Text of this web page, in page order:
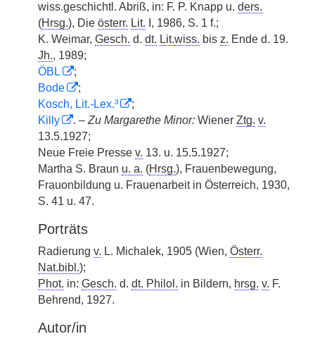
wiss.geschichtl. Abriß, in: F. P. Knapp u. ders.
(Hrsg.), Die österr. Lit. I, 1986, S. 1 f.;
K. Weimar, Gesch. d. dt. Lit.wiss. bis z. Ende d. 19.
Jh., 1989;
ÖBL
;
Bode
;
Kosch, Lit.-Lex.³
;
Killy
. – Zu Margarethe Minor: Wiener Ztg. v.
13.5.1927;
Neue Freie Presse v. 13. u. 15.5.1927;
Martha S. Braun u. a. (Hrsg.), Frauenbewegung,
Frauonbildung u. Frauenarbeit in Österreich, 1930,
S. 41 u. 47.
Porträts
Radierung v. L. Michalek, 1905 (Wien, Österr.
Nat.bibl.);
Phot. in: Gesch. d. dt. Philol. in Bildern, hrsg. v. F.
Behrend, 1927.
Autor/in